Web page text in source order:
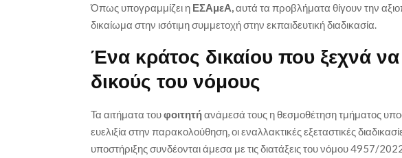
Όπως υπογραμμίζει η ΕΣΑμεΑ, αυτά τα προβλήματα θίγουν την
δικαίωμα στην ισότιμη συμμετοχή στην εκπαιδευτική διαδικασία.
Ένα κράτος δικαίου που ξεχνά
δικούς του νόμους
Τα αιτήματα τουφοιτητήανάμεσά τους η θεσμοθέτηση τμήματος
ευελιξία στην παρακολούθηση, οι εναλλακτικές εξεταστικές
υποστήριξης συνδέονται άμεσα με τις διατάξεις του νόμου 4957/